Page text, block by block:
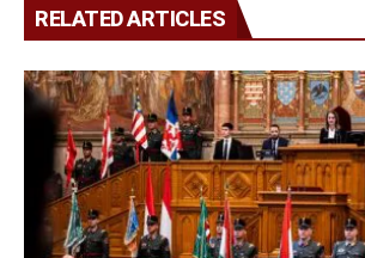
RELATED ARTICLES